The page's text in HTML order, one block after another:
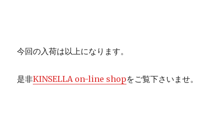
今回の入荷は以上になります。
是非KINSELLA on-line shopをご覧下さいませ。